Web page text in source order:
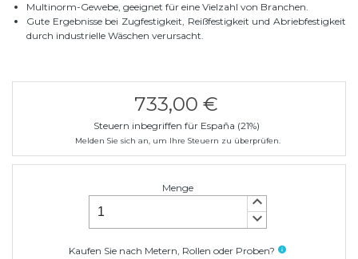
Multinorm-Gewebe, geeignet für eine Vielzahl von Branchen.
Gute Ergebnisse bei Zugfestigkeit, Reißfestigkeit und Abriebfestigkeit
durch industrielle Wäschen verursacht.
733,00 €
Steuern inbegriffen für España (21%)
Melden Sie sich an, um Ihre Steuern zu überprüfen.
Menge
keyboard_arrow_up
keyboard_arrow_down
Kaufen Sie nach Metern, Rollen oder Proben? info